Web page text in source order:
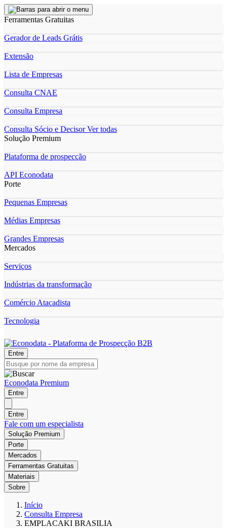
Ferramentas Gratuitas
Gerador de Leads Grátis
Extensão
Lista de Empresas
Consulta CNAE
Consulta Empresa
Consulta Sócio e DecisorVer todas
Solução Premium
Plataforma de prospecção
API Econodata
Porte
Pequenas Empresas
Médias Empresas
Grandes Empresas
Mercados
Serviços
Indústrias da transformação
Comércio Atacadista
Tecnologia
Entre
Econodata Premium
Entre
Entre
Fale com um especialista
Solução Premium
Porte
Mercados
Ferramentas Gratuitas
Materiais
Sobre
Início
Consulta Empresa
EMPLACAKI BRASILIA